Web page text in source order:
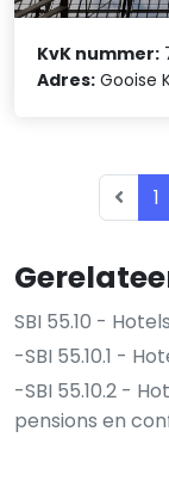
SBI 55.10 -
-SBI 55.10.1 -
-SBI 55.10.2 -
pensions en
KvK nummer:
Adres: Gooise
1